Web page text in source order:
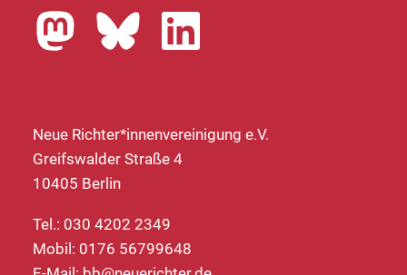
Neue Richter*innenvereinigung e.V.
Greifswalder Straße 4
10405 Berlin
Tel.: 030 4202 2349
Mobil: 0176 56799648